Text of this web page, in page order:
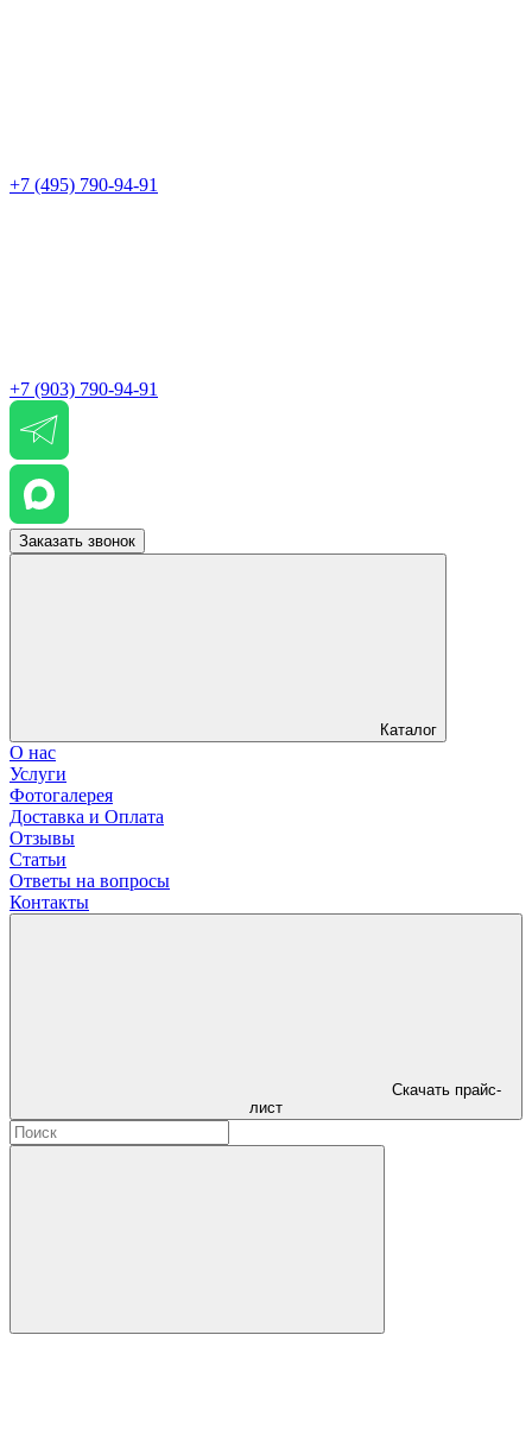
+7 (495) 790-94-91
+7 (903) 790-94-91
Заказать звонок
Каталог
О нас
Услуги
Фотогалерея
Доставка и Оплата
Отзывы
Статьи
Ответы на вопросы
Контакты
Скачать прайс-
лист